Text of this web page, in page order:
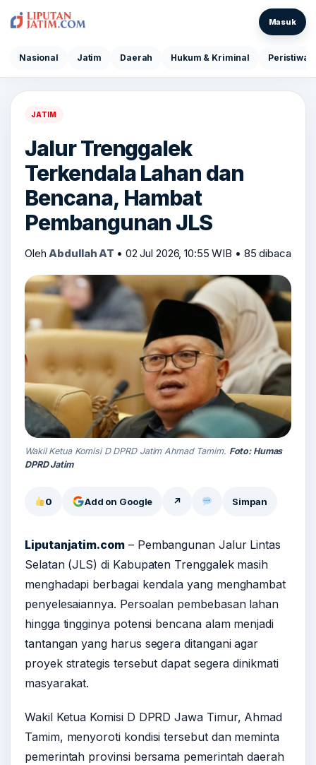
Nasional Jatim Daerah Hukum & Kriminal Peristiwa
Masuk
JATIM
Jalur Trenggalek
Terkendala Lahan dan
Bencana, Hambat
Pembangunan JLS
OlehAbdullah AT • 02 Jul 2026, 10:55 WIB • 85 dibaca
Wakil Ketua Komisi D DPRD Jatim Ahmad Tamim. Foto: Humas
DPRD Jatim
0 Add on Google ↗ Simpan
Liputanjatim.com– Pembangunan Jalur Lintas
Selatan (JLS) di Kabupaten Trenggalek masih
menghadapi berbagai kendala yang menghambat
penyelesaiannya. Persoalan pembebasan lahan
hingga tingginya potensi bencana alam menjadi
tantangan yang harus segera ditangani agar
proyek strategis tersebut dapat segera dinikmati
masyarakat.
Wakil Ketua Komisi D DPRD Jawa Timur, Ahmad
Tamim, menyoroti kondisi tersebut dan meminta
pemerintah provinsi bersama pemerintah daerah